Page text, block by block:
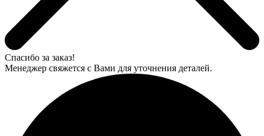
Спасибо за заказ!
Менеджер свяжется с Вами для уточнения деталей.